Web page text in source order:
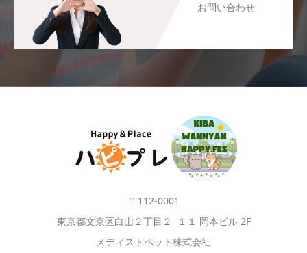
お問い合わせ
〒112-0001
東京都文京区白山２丁目２−１１ 岡本ビル 2F
メディストペット株式会社